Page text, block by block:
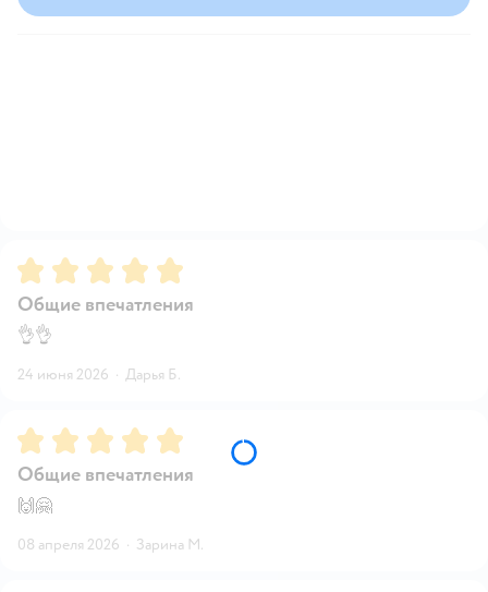
Рейтинг:5
Общие впечатления
👌👌
24 июня 2026 · Дарья Б.
Рейтинг:5
Общие впечатления
🙌🤗
08 апреля 2026 · Зарина М.